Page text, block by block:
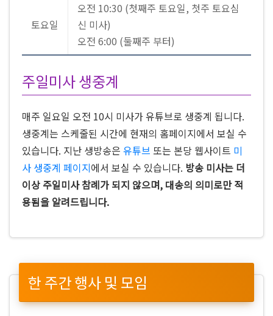
토요일
오전 10:30 (첫째주 토요일, 첫주 토요심
신 미사)
오전 6:00 (둘째주 부터)
주일미사 생중계
매주 일요일 오전 10시 미사가 유튜브로 생중계 됩니다.
생중계는 스케줄된 시간에 현재의 홈페이지에서 보실 수
있습니다. 지난 생방송은 유튜브 또는 본당 웹사이트 미
사 생중계 페이지에서 보실 수 있습니다. 방송 미사는 더
이상 주일미사 참례가 되지 않으며, 대송의 의미로만 적
용됨을 알려드립니다.
한 주간 행사 및 모임